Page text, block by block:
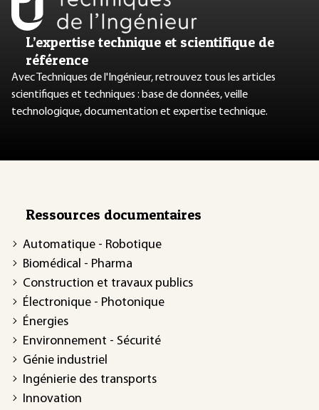
L’expertise technique et scientifique de
référence
Avec Techniques de l'Ingénieur, retrouvez tous les articles
scientifiques et techniques : base de données, veille
technologique, documentation et expertise technique.
Ressources documentaires
Automatique - Robotique
Biomédical - Pharma
Construction et travaux publics
Électronique - Photonique
Énergies
Environnement - Sécurité
Génie industriel
Ingénierie des transports
Innovation